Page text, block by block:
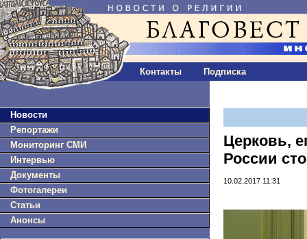
Контакты Подписка
Новости
Репортажи
Мониторинг СМИ
Интервью
Документы
Фотогалереи
Статьи
Анонсы
Церковь,
России
10.02.2017 11:31